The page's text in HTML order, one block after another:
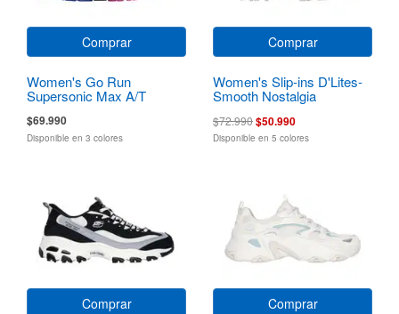
Comprar
Women's Go Run
Supersonic Max A/T
$69.990
Disponible en 3 colores
Comprar
Women's Slip-ins D'Lites-
Smooth Nostalgia
$72.990$50.990
Disponible en 5 colores
Comprar Comprar